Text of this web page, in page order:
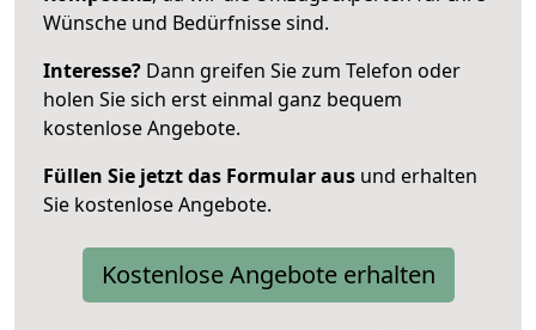
Wünsche und Bedürfnisse sind.
Interesse? Dann greifen Sie zum Telefon oder
holen Sie sich erst einmal ganz bequem
kostenlose Angebote.
Füllen Sie jetzt das Formular aus und erhalten
Sie kostenlose Angebote.
Kostenlose Angebote erhalten